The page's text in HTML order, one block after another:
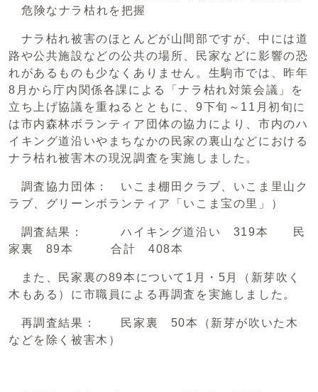
危険なナラ枯れを把握
ナラ枯れ被害のほとんどが山間部ですが、中には道
路や公共施設などの公共の場所、民家などに影響の恐
れがあるものも少なくありません。生駒市では、昨年
8月から庁内関係各課による「ナラ枯れ対策会議」を
立ち上げ協議を重ねるとともに、9下旬～11月初旬に
は市内森林ボランティア団体の協力により、市内のハ
イキング道沿いやまちなかの民家の裏山などにおける
ナラ枯れ被害木の現況調査を実施しました。
調査協力団体： いこま棚田クラブ、いこま里山ク
ラブ、グリーンボランティア「いこま宝の里」）
調査結果： ハイキング道沿い 319本 民
家裏 89本 合計 408本
また、民家裏の89本について1月・5月（新芽吹く
木もある）に市職員による再調査を実施しました。
再調査結果： 民家裏 50本（新芽が吹いた木
などを除く被害木）